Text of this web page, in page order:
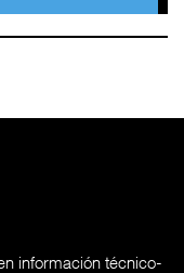
información técnico-